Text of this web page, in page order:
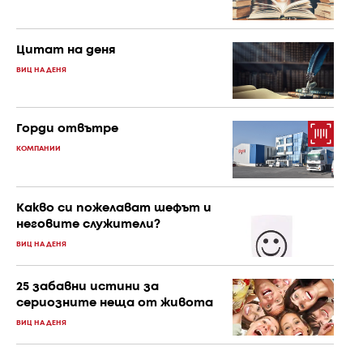
Цитат на деня
ВИЦ НА ДЕНЯ
Горди отвътре
КОМПАНИИ
Какво си пожелават шефът и
неговите служители?
ВИЦ НА ДЕНЯ
25 забавни истини за
сериозните неща от живота
ВИЦ НА ДЕНЯ